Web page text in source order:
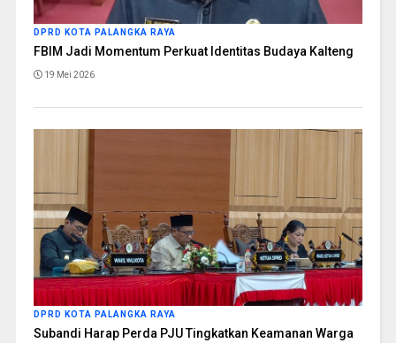
DPRD KOTA PALANGKA RAYA
FBIM Jadi Momentum Perkuat Identitas Budaya Kalteng
19 Mei 2026
DPRD KOTA PALANGKA RAYA
Subandi Harap Perda PJU Tingkatkan Keamanan Warga